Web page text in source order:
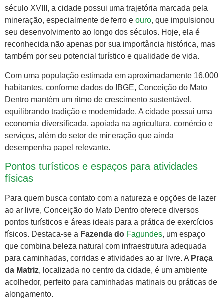
século XVIII, a cidade possui uma trajetória marcada pela
mineração, especialmente de ferro e ouro, que impulsionou
seu desenvolvimento ao longo dos séculos. Hoje, ela é
reconhecida não apenas por sua importância histórica, mas
também por seu potencial turístico e qualidade de vida.
Com uma população estimada em aproximadamente 16.000
habitantes, conforme dados do IBGE, Conceição do Mato
Dentro mantém um ritmo de crescimento sustentável,
equilibrando tradição e modernidade. A cidade possui uma
economia diversificada, apoiada na agricultura, comércio e
serviços, além do setor de mineração que ainda
desempenha papel relevante.
Pontos turísticos e espaços para atividades
físicas
Para quem busca contato com a natureza e opções de lazer
ao ar livre, Conceição do Mato Dentro oferece diversos
pontos turísticos e áreas ideais para a prática de exercícios
físicos. Destaca-se a Fazenda do Fagundes, um espaço
que combina beleza natural com infraestrutura adequada
para caminhadas, corridas e atividades ao ar livre. A Praça
da Matriz, localizada no centro da cidade, é um ambiente
acolhedor, perfeito para caminhadas matinais ou práticas de
alongamento.